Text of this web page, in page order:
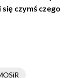
czymś czego